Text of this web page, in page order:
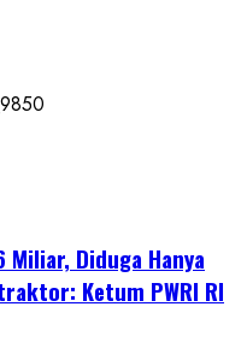
Miliar, Diduga Hanya
Ketum PWRI RI